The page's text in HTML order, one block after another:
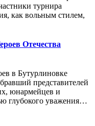
турнира
как вольным стилем,
Отечества
в Бутурлиновке
представителей
юнармейцев и
глубокого уважения…